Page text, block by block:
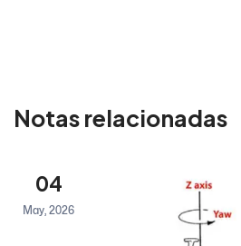
Notas relacionadas
04
May, 2026